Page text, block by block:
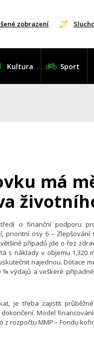
zobrazení
Kultura Sport
má
o finanční podporu
osy 6 – Zlepšování
případů jde o řez
s náklady v objemu 1,320
najednou. Dotace
% výdajů a veškeré
je třeba zajistit
Model
rozpočtu MMP – Fondu